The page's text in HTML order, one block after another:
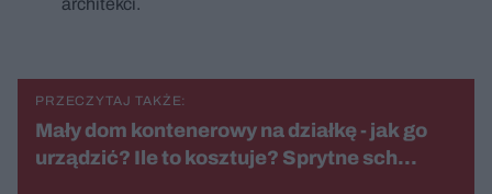
architekci.
PRZECZYTAJ TAKŻE:
Mały dom kontenerowy na działkę - jak go
urządzić? Ile to kosztuje? Sprytne sch…